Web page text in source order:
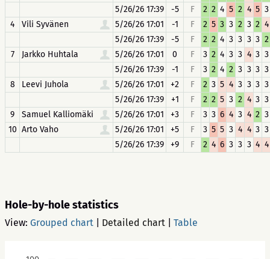
5/26/26 17:39
-5 F 2 2 4 5 2 4 5 3
4
Vili Syvänen 5/26/26 17:01 -1 F 2 5 3 3 2 3 2 4
5/26/26 17:39
-5 F 2 2 4 3 3 3 3 2
7
Jarkko Huhtala 5/26/26 17:01 0 F 3 2 4 3 3 4 3 3
5/26/26 17:39
-1 F 3 2 4 2 3 3 3 3
8
Leevi Juhola 5/26/26 17:01 +2 F 2 3 5 4 3 3 3 3
5/26/26 17:39
+1 F 2 2 5 3 2 4 3 3
9
Samuel Kalliomäki 5/26/26 17:01 +3 F 3 3 6 4 3 4 2 3
10 Arto Vaho 5/26/26 17:01 +5 F 3 5 5 3 4 4 3 3
5/26/26 17:39
+9 F 2 4 6 3 3 3 4 4
Hole-by-hole statistics
View: Grouped chart Detailed chart Table